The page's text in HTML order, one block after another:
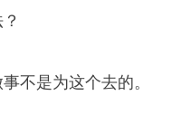
不是为这个去的。